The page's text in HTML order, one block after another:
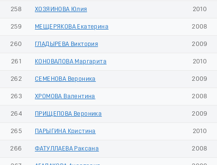
258 ХОЗЯИНОВА Юлия 2010
259 МЕЩЕРЯКОВА Екатерина 2008
260 ГЛАДЫРЕВА Виктория 2009
261 КОНОВАЛОВА Маргарита 2010
262 СЕМЕНОВА Вероника 2009
263 ХРОМОВА Валентина 2008
264 ПРИЩЕПОВА Вероника 2009
265 ПАРЫГИНА Кристина 2010
266 ФАТУЛЛАЕВА Раксана 2008